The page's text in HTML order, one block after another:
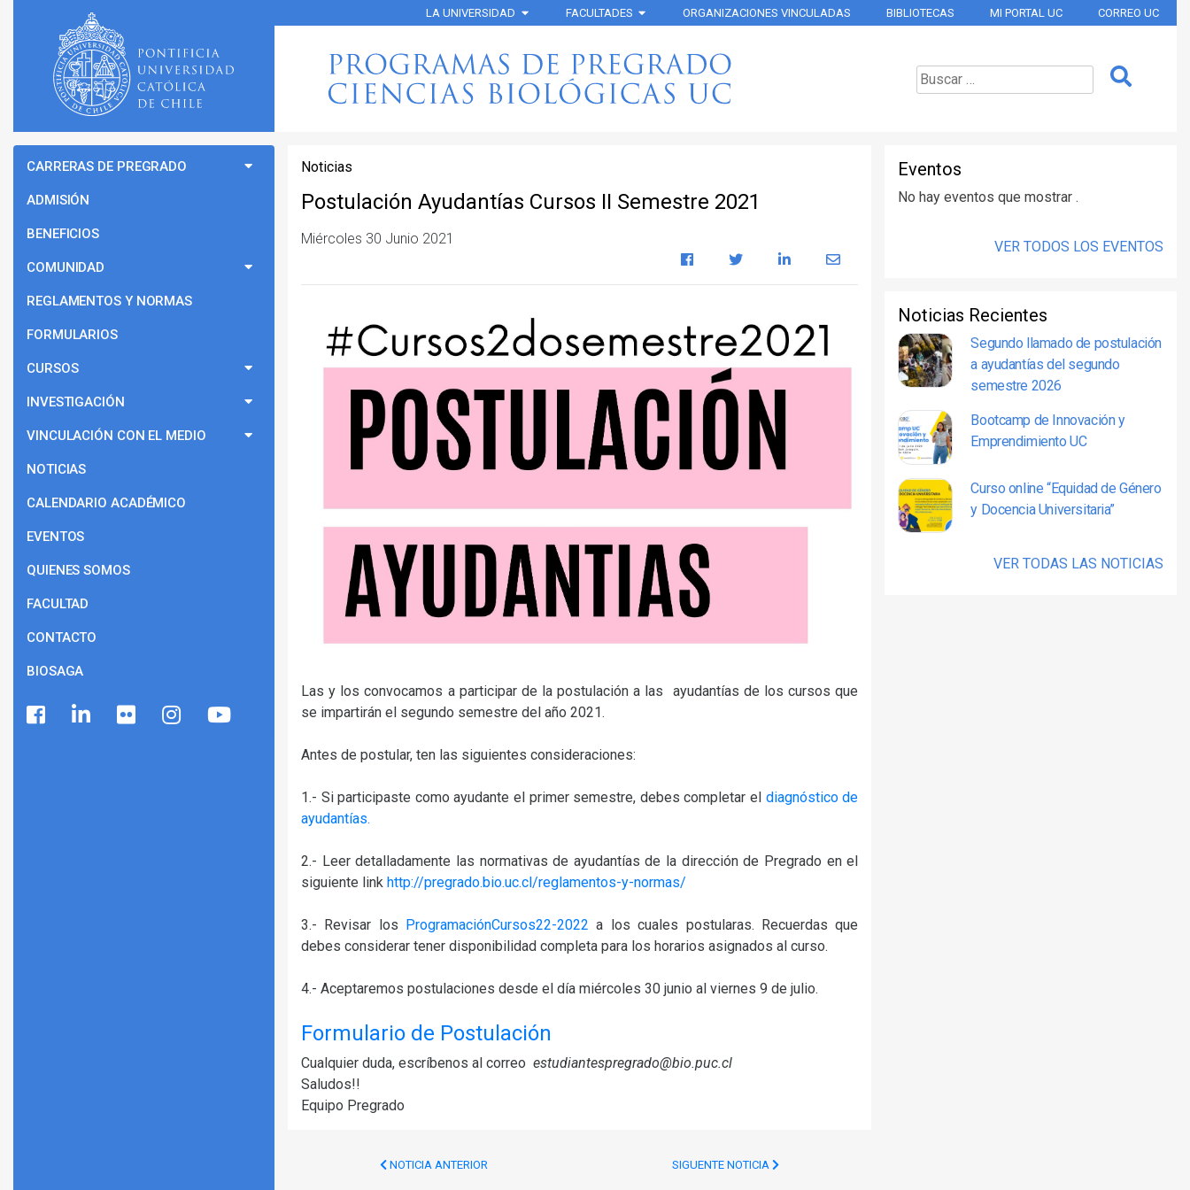
LA UNIVERSIDAD FACULTADES ORGANIZACIONES VINCULADAS BIBLIOTECAS MI PORTAL UC CORREO UC
Noticias
Postulación Ayudantías Cursos II Semestre 2021
Miércoles 30 Junio 2021
Las y los convocamos a participar de la postulación a las ayudantías de los cursos que
se impartirán el segundo semestre del año 2021.
Antes de postular, ten las siguientes consideraciones:
1.- Si participaste como ayudante el primer semestre, debes completar el diagnóstico de
ayudantías.
2.- Leer detalladamente las normativas de ayudantías de la dirección de Pregrado en el
siguiente link http://pregrado.bio.uc.cl/reglamentos-y-normas/
3.- Revisar los ProgramaciónCursos22-2022 a los cuales postularas. Recuerdas que
debes considerar tener disponibilidad completa para los horarios asignados al curso.
4.- Aceptaremos postulaciones desde el día miércoles 30 junio al viernes 9 de julio.
Formulario de Postulación
Cualquier duda, escríbenos al correo estudiantespregrado@bio.puc.cl
Saludos!!
Equipo Pregrado
NOTICIA ANTERIOR SIGUENTE NOTICIA
CARRERAS DE PREGRADO
ADMISIÓN
BENEFICIOS
COMUNIDAD
REGLAMENTOS Y NORMAS
FORMULARIOS
CURSOS
INVESTIGACIÓN
VINCULACIÓN CON EL MEDIO
NOTICIAS
CALENDARIO ACADÉMICO
EVENTOS
QUIENES SOMOS
FACULTAD
CONTACTO
BIOSAGA
Eventos
No hay eventos que mostrar .
VER TODOS LOS EVENTOS
Noticias Recientes
Segundo llamado de postulación
a ayudantías del segundo
semestre 2026
Bootcamp de Innovación y
Emprendimiento UC
Curso online “Equidad de Género
y Docencia Universitaria”
VER TODAS LAS NOTICIAS